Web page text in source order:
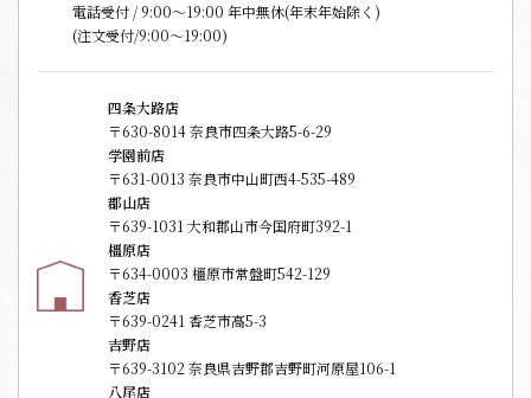
電話受付 / 9:00〜19:00 年中無休(年末年始除く)
(注文受付/9:00～19:00)
四条大路店
〒630-8014 奈良市四条大路5-6-29
学園前店
〒631-0013 奈良市中山町西4-535-489
郡山店
〒639-1031 大和郡山市今国府町392-1
橿原店
〒634-0003 橿原市常盤町542-129
香芝店
〒639-0241 香芝市高5-3
吉野店
〒639-3102 奈良県吉野郡吉野町河原屋106-1
八尾店